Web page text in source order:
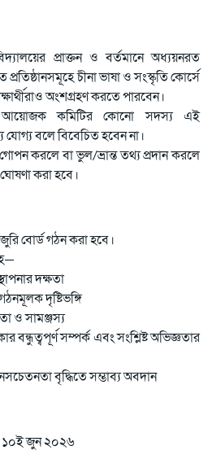
প্রাক্তন ও বর্তমানে অধ্যয়নরত
প্রতিষ্ঠানসমূহে চীনা ভাষা ও সংস্কৃতি কোর্সে
অংশগ্রহণ করতে পারবেন।
কমিটির কোনো সদস্য এই
যোগ্য বলে বিবেচিত হবেন না।
করলে বা ভুল/ভ্রান্ত তথ্য প্রদান করলে
করা হবে।
বোর্ড গঠন করা হবে।
দক্ষতা
দৃষ্টিভঙ্গি
ও সামঞ্জস্য
বন্ধুত্বপূর্ণ সম্পর্ক এবং সংশ্লিষ্ট অভিজ্ঞতার
বৃদ্ধিতে সম্ভাব্য অবদান
১০ই জুন ২০২৬